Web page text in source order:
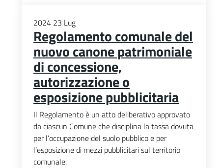
2024 23 Lug
Regolamento comunale del
nuovo canone patrimoniale
di concessione,
autorizzazione o
esposizione pubblicitaria
Il Regolamento è un atto deliberativo approvato
da ciascun Comune che disciplina la tassa dovuta
per l’occupazione del suolo pubblico e per
l’esposizione di mezzi pubblicitari sul territorio
comunale.